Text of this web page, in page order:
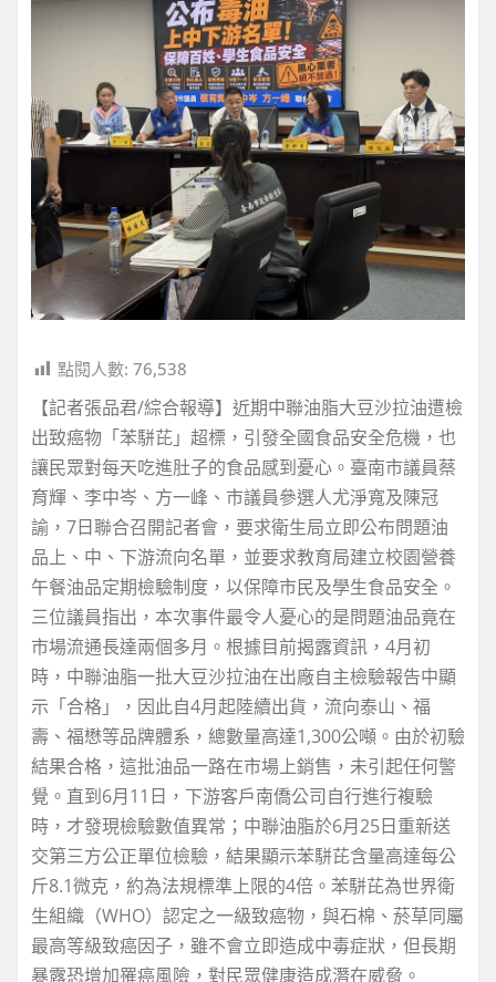
點閱人數: 76,538
【記者張品君/綜合報導】近期中聯油脂大豆沙拉油遭檢
出致癌物「苯駢芘」超標，引發全國食品安全危機，也
讓民眾對每天吃進肚子的食品感到憂心。臺南市議員蔡
育輝、李中岑、方一峰、市議員參選人尤淨寬及陳冠
諭，7日聯合召開記者會，要求衛生局立即公布問題油
品上、中、下游流向名單，並要求教育局建立校園營養
午餐油品定期檢驗制度，以保障市民及學生食品安全。
三位議員指出，本次事件最令人憂心的是問題油品竟在
市場流通長達兩個多月。根據目前揭露資訊，4月初
時，中聯油脂一批大豆沙拉油在出廠自主檢驗報告中顯
示「合格」，因此自4月起陸續出貨，流向泰山、福
壽、福懋等品牌體系，總數量高達1,300公噸。由於初驗
結果合格，這批油品一路在市場上銷售，未引起任何警
覺。直到6月11日，下游客戶南僑公司自行進行複驗
時，才發現檢驗數值異常；中聯油脂於6月25日重新送
交第三方公正單位檢驗，結果顯示苯駢芘含量高達每公
斤8.1微克，約為法規標準上限的4倍。苯駢芘為世界衛
生組織（WHO）認定之一級致癌物，與石棉、菸草同屬
最高等級致癌因子，雖不會立即造成中毒症狀，但長期
暴露恐增加罹癌風險，對民眾健康造成潛在威脅。